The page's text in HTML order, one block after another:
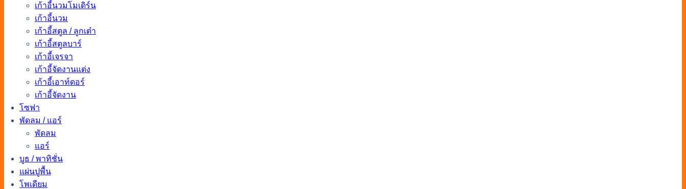
เก้าอี้นวมโมเดิร์น
เก้าอี้นวม
เก้าอี้สตูล / ลูกเต๋า
เก้าอี้สตูลบาร์
เก้าอี้เจรจา
เก้าอี้จัดงานแต่ง
เก้าอี้เอาท์ดอร์
เก้าอี้จัดงาน
โซฟา
พัดลม / แอร์
พัดลม
แอร์
บูธ / พาทิชั่น
แผ่นปูพื้น
โพเดียม